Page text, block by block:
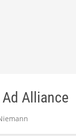
Ad Alliance